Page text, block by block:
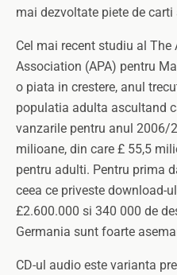
mai dezvoltate piete de
Cel mai recent studiu al
Association (APA) pentru
o piata in crestere, anul
populatia adulta ascultand
vanzarile pentru anul 2006/
milioane, din care £ 55,5
pentru adulti. Pentru prima
ceea ce priveste download-
£2.600.000 si 340 000 de
Germania sunt foarte
CD-ul audio este varianta